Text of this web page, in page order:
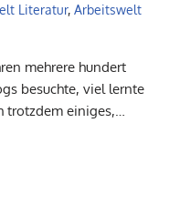
Literatur, Arbeitswelt
mehrere hundert
besuchte, viel lernte
trotzdem einiges,…